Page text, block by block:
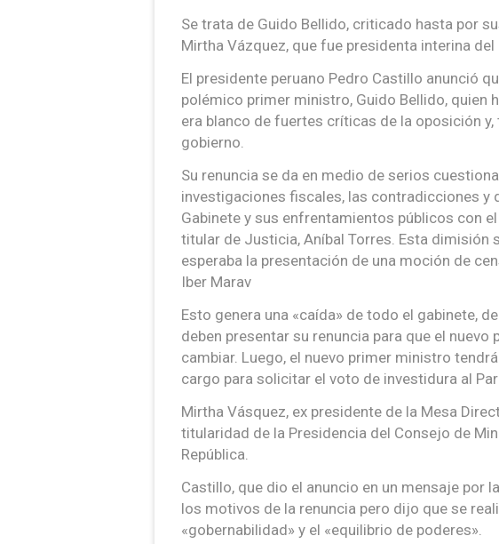
Se trata de Guido Bellido, criticado hasta por
Mirtha Vázquez, que fue presidenta interina del
El presidente peruano Pedro Castillo anunció
polémico primer ministro, Guido Bellido, quien
era blanco de fuertes críticas de la oposición
gobierno.
Su renuncia se da en medio de serios
investigaciones fiscales, las contradicciones y
Gabinete y sus enfrentamientos públicos con
titular de Justicia, Aníbal Torres. Esta dimisión
esperaba la presentación de una moción de
Iber Marav
Esto genera una «caída» de todo el gabinete,
deben presentar su renuncia para que el
cambiar. Luego, el nuevo primer ministro
cargo para solicitar el voto de investidura al
Mirtha Vásquez, ex presidente de la Mesa
titularidad de la Presidencia del Consejo de
República.
Castillo, que dio el anuncio en un mensaje por
los motivos de la renuncia pero dijo que se
«gobernabilidad» y el «equilibrio de poderes».